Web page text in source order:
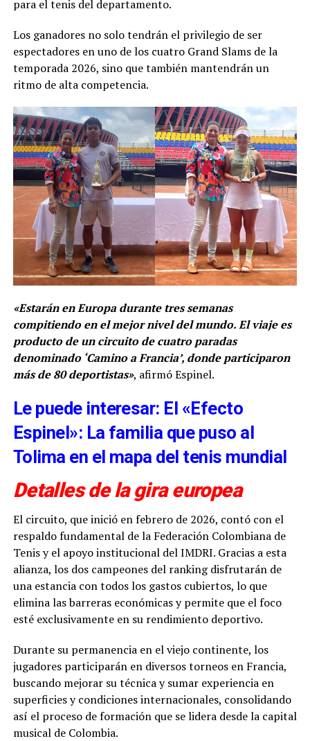
para el tenis del departamento.
Los ganadores no solo tendrán el privilegio de ser
espectadores en uno de los cuatro Grand Slams de la
temporada 2026, sino que también mantendrán un
ritmo de alta competencia.
«Estarán en Europa durante tres semanas
compitiendo en el mejor nivel del mundo. El viaje es
producto de un circuito de cuatro paradas
denominado ‘Camino a Francia’, donde participaron
más de 80 deportistas», afirmó Espinel.
Le puede interesar: El «Efecto
Espinel»: La familia que puso al
Tolima en el mapa del tenis mundial
Detalles de la gira europea
El circuito, que inició en febrero de 2026, contó con el
respaldo fundamental de la Federación Colombiana de
Tenis y el apoyo institucional del IMDRI. Gracias a esta
alianza, los dos campeones del ranking disfrutarán de
una estancia con todos los gastos cubiertos, lo que
elimina las barreras económicas y permite que el foco
esté exclusivamente en su rendimiento deportivo.
Durante su permanencia en el viejo continente, los
jugadores participarán en diversos torneos en Francia,
buscando mejorar su técnica y sumar experiencia en
superficies y condiciones internacionales, consolidando
así el proceso de formación que se lidera desde la capital
musical de Colombia.